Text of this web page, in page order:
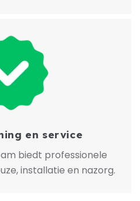
en service
biedt professionele
installatie en nazorg.